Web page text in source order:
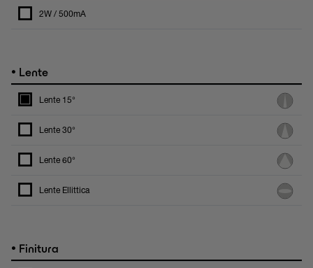
2W / 500mA
• Lente
Lente 15°
Lente 30°
Lente 60°
Lente Ellittica
• Finitura